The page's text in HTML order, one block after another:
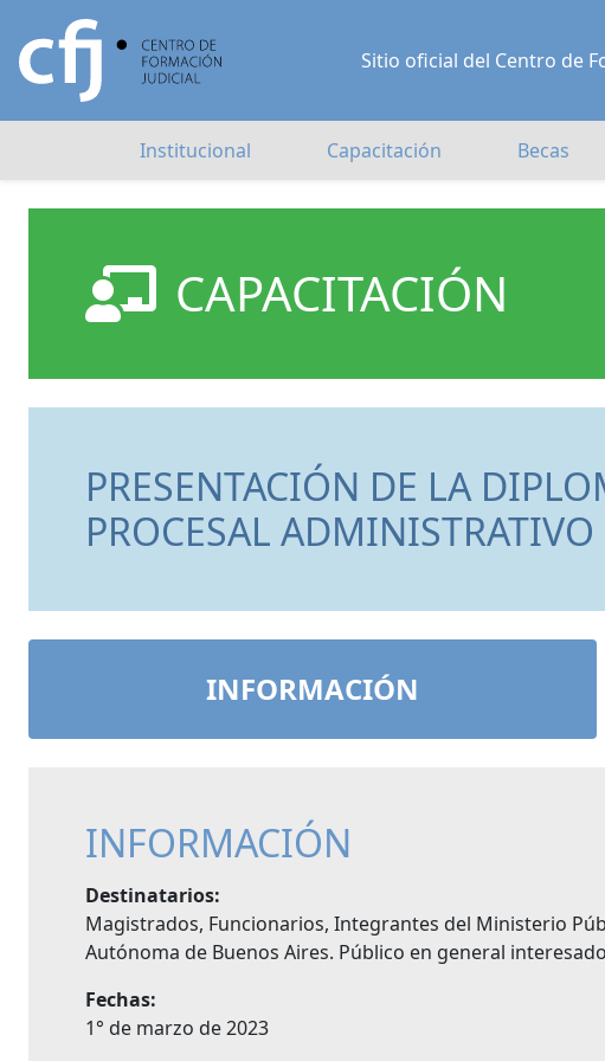
Sitio oficial del Centro de
Institucional Capacitación Becas
CAPACITACIÓN
PRESENTACIÓN DE LA
PROCESAL ADMINISTRATIVO
INFORMACIÓN
INFORMACIÓN
Destinatarios:
Magistrados, Funcionarios, Integrantes del Ministerio
Autónoma de Buenos Aires. Público en general
Fechas:
1° de marzo de 2023